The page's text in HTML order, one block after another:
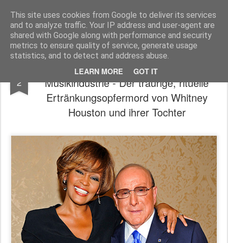
This site uses cookies from Google to deliver its services
and to analyze traffic. Your IP address and user-agent are
shared with Google along with performance and security
metrics to ensure quality of service, generate usage
statistics, and to detect and address abuse.
LEARN MORE GOT IT
Freigeist - ReHU - Forum Institut für Grenzwissenschaften - Spiritualität - Zukunftsforschung - Einheit
Pages
2
--- Achtung an alle Musiker ! --- Satans
Musikindustrie - Der traurige, rituelle
Ertränkungsopfermord von Whitney
Houston und ihrer Tochter